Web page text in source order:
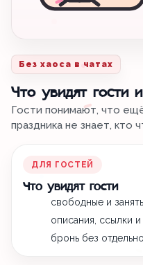
Без хаоса в чатах
Что увидят гости
Гости понимают, что
праздника не знает, кто
ДЛЯ ГОСТЕЙ
Что увидят гости
свободные и
описания, ссылки
бронь без